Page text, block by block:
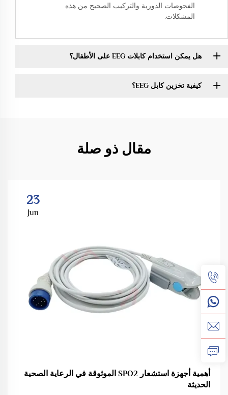
الفحوصات الدورية والتركيب الصحيح من هذه
المشكلات.
هل يمكن استخدام كابلات EEG على الأطفال؟
كيفية تخزين كابل EEG؟
مقال ذو صلة
23
Jun
أهمية أجهزة استشعار SPO2 الموثوقة في الرعاية الصحية
الحديثة